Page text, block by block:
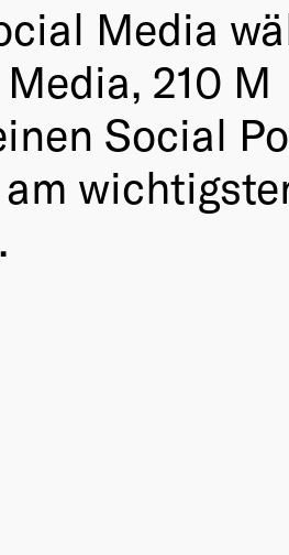
Media
210 M
Social